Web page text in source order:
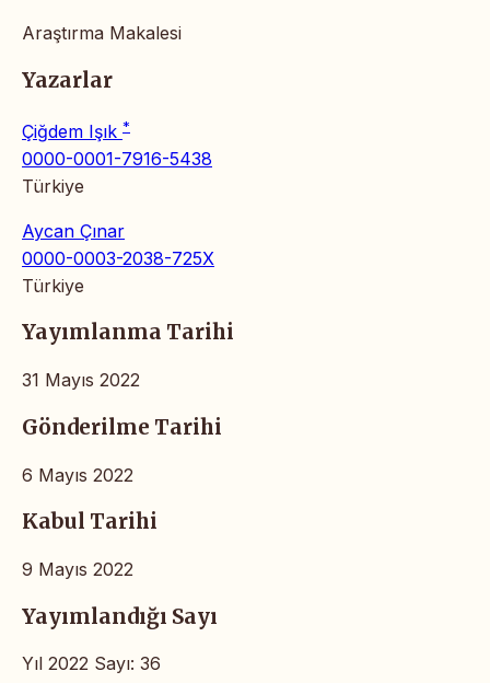
Araştırma Makalesi
Yazarlar
Çiğdem Işık *
0000-0001-7916-5438
Türkiye
Aycan Çınar
0000-0003-2038-725X
Türkiye
Yayımlanma Tarihi
31 Mayıs 2022
Gönderilme Tarihi
6 Mayıs 2022
Kabul Tarihi
9 Mayıs 2022
Yayımlandığı Sayı
Yıl 2022 Sayı: 36